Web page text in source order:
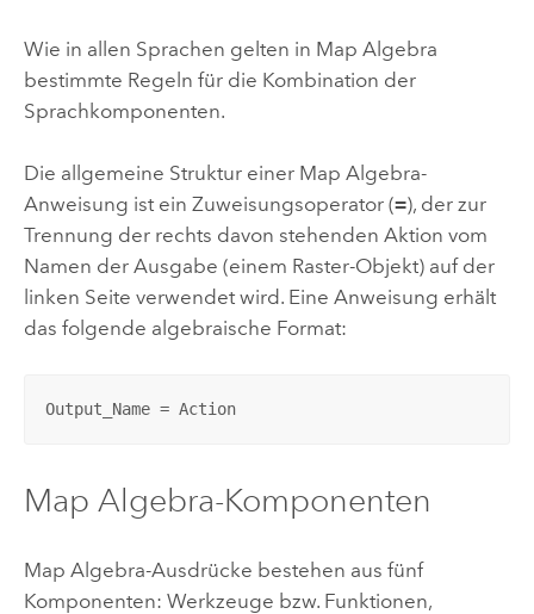
Wie in allen Sprachen gelten in Map Algebra
bestimmte Regeln für die Kombination der
Sprachkomponenten.
Die allgemeine Struktur einer Map Algebra-
Anweisung ist ein Zuweisungsoperator (=), der zur
Trennung der rechts davon stehenden Aktion vom
Namen der Ausgabe (einem Raster-Objekt) auf der
linken Seite verwendet wird. Eine Anweisung erhält
das folgende algebraische Format:
Output_Name = Action
Map Algebra-Komponenten
Map Algebra-Ausdrücke bestehen aus fünf
Komponenten: Werkzeuge bzw. Funktionen,